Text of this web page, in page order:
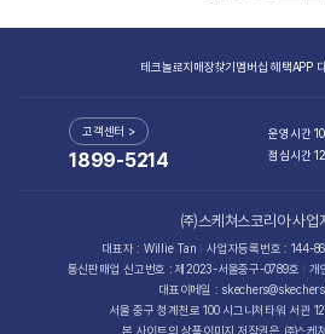
㈜스케쳐스코리아 사업
대표자 : Willie Tan 사업자등록번호 : 144-
통신판매업 신고번호 : 제2023-서울중구-0789호
개
대표이메일 :
서울 중구 청계천로 100 시그니처타워 서관
본 사이트의 상품이미지 저작권은 ㈜스케
테크놀로지매장찾기멤버십 혜택APP
고객센터 >
1899-5214
운영시간
점심시간